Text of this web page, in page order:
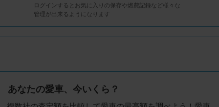
ログインするとお気に入りの保存や燃費記録など様々な
管理が出来るようになります
あなたの愛車、今いくら？